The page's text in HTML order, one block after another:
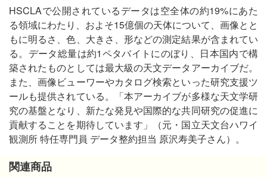
HSCLAで公開されているデータは空全体の約19%にあた
る領域にわたり、およそ15億個の天体について、画像とと
もに明るさ、色、大きさ、形などの測定結果が含まれてい
る。データ総量は約1ペタバイトにのぼり、日本国内で構
築されたものとしては最大級の天文データアーカイブだ。
また、画像ビューワーやカタログ検索といった研究支援ツ
ールも提供されている。「本アーカイブが多様な天文学研
究の基盤となり、新たな発見や国際的な共同研究の促進に
貢献することを期待しています」（元・国立天文台ハワイ
観測所 特任専門員 データ整約担当 原沢寿美子さん）。
関連商品